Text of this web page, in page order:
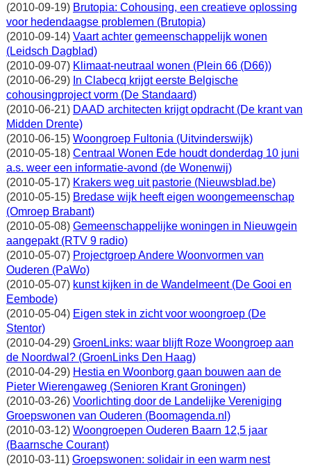
(2010-09-19) Brutopia: Cohousing, een creatieve oplossing
voor hedendaagse problemen (Brutopia)
(2010-09-14) Vaart achter gemeenschappelijk wonen
(Leidsch Dagblad)
(2010-09-07) Klimaat-neutraal wonen (Plein 66 (D66))
(2010-06-29) In Clabecq krijgt eerste Belgische
cohousingproject vorm (De Standaard)
(2010-06-21) DAAD architecten krijgt opdracht (De krant van
Midden Drente)
(2010-06-15) Woongroep Fultonia (Uitvinderswijk)
(2010-05-18) Centraal Wonen Ede houdt donderdag 10 juni
a.s. weer een informatie-avond (de Wonenwij)
(2010-05-17) Krakers weg uit pastorie (Nieuwsblad.be)
(2010-05-15) Bredase wijk heeft eigen woongemeenschap
(Omroep Brabant)
(2010-05-08) Gemeenschappelijke woningen in Nieuwgein
aangepakt (RTV 9 radio)
(2010-05-07) Projectgroep Andere Woonvormen van
Ouderen (PaWo)
(2010-05-07) kunst kijken in de Wandelmeent (De Gooi en
Eembode)
(2010-05-04) Eigen stek in zicht voor woongroep (De
Stentor)
(2010-04-29) GroenLinks: waar blijft Roze Woongroep aan
de Noordwal? (GroenLinks Den Haag)
(2010-04-29) Hestia en Woonborg gaan bouwen aan de
Pieter Wierengaweg (Senioren Krant Groningen)
(2010-03-26) Voorlichting door de Landelijke Vereniging
Groepswonen van Ouderen (Boomagenda.nl)
(2010-03-12) Woongroepen Ouderen Baarn 12,5 jaar
(Baarnsche Courant)
(2010-03-11) Groepswonen: solidair in een warm nest